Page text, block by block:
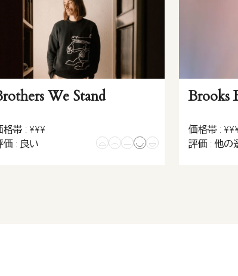
We Stand
格帯 : ¥¥¥
価 : 良い
Brooks
価格帯 :
評価 : 他の